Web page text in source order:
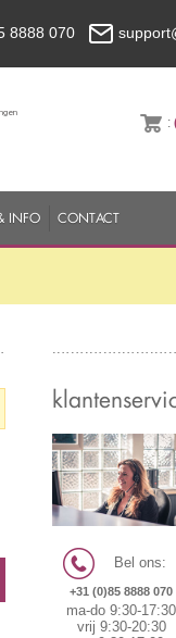
8888 070
:
INFO CONTACT
Bel ons:
+31 (0)85 8888 070
ma-do 9:30-17:30
vrij 9:30-20:30